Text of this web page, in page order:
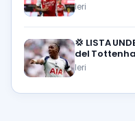
Ieri
💢 LISTA
del
Ieri